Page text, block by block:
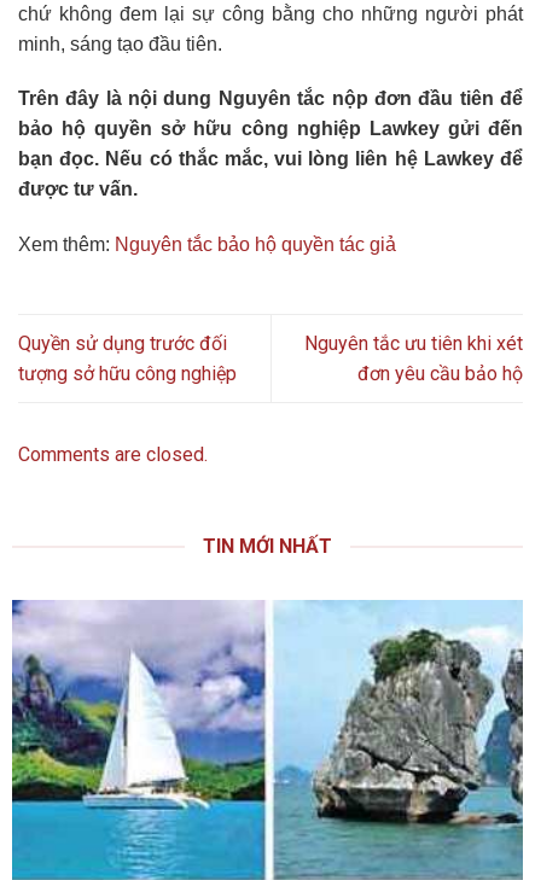
chứ không đem lại sự công bằng cho những người phát
minh, sáng tạo đầu tiên.
Trên đây là nội dung Nguyên tắc nộp đơn đầu tiên để
bảo hộ quyền sở hữu công nghiệp Lawkey gửi đến
bạn đọc. Nếu có thắc mắc, vui lòng liên hệ Lawkey để
được tư vấn.
Xem thêm: Nguyên tắc bảo hộ quyền tác giả
Quyền sử dụng trước đối
tượng sở hữu công nghiệp
Nguyên tắc ưu tiên khi xét
đơn yêu cầu bảo hộ
Comments are closed.
TIN MỚI NHẤT